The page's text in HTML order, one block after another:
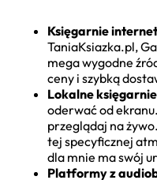
Księgarnie
TaniaKsiazka.pl,
mega wygodne
ceny i szybką
Lokalne
oderwać od
przeglądaj na
tej specyficznej
dla mnie ma swój
Platformy z